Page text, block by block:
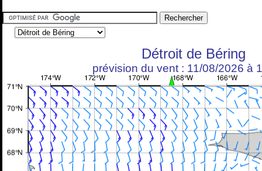
Détroit de Béring
prévision du vent : 11/08/2026 à